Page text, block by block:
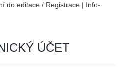
do editace / Registrace | Info-
ÚČET